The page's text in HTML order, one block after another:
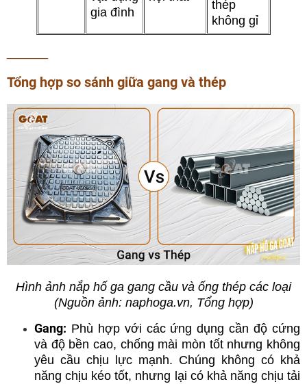
gia đình
thép
không gỉ
Tổng hợp so sánh giữa gang và thép
Hình ảnh nắp hố ga gang cầu và ống thép các loại
(Nguồn ảnh: naphoga.vn, Tổng hợp)
Gang: Phù hợp với các ứng dụng cần độ cứng
và độ bền cao, chống mài mòn tốt nhưng không
yêu cầu chịu lực mạnh. Chúng không có khả
năng chịu kéo tốt, nhưng lại có khả năng chịu tải